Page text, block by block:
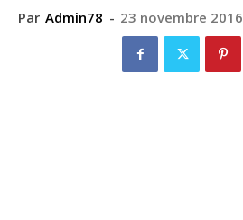
Par Admin78 - 23 novembre 2016